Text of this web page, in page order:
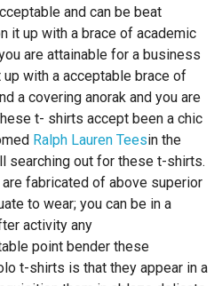
and can be beat
it up with a brace of academic
are attainable for a business
with a acceptable brace of
a covering anorak and you are
t- shirts accept been a chic
Ralph Lauren Teesin the
searching out for these t-shirts.
fabricated of above superior
to wear; you can be in a
activity any
point bender these
t-shirts is that they appear in a